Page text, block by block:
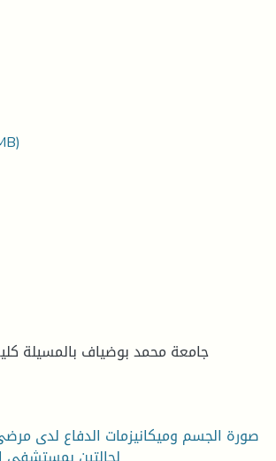
جامعة محمد بوضياف بالمسيلة
صورة الجسم وميكانيزمات الدفاع لدى